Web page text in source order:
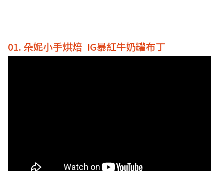
01. 朵妮小手烘焙 IG暴紅牛奶罐布丁